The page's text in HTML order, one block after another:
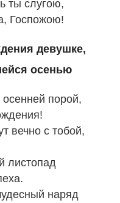
ты слугою,
Госпожою!
девушке,
осенью
порой,
вечно с тобой,
листопад
наряд